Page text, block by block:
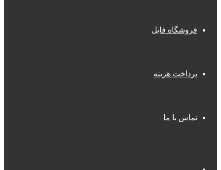
فروشگاه فایل
پرداخت هزینه
تماس با ما